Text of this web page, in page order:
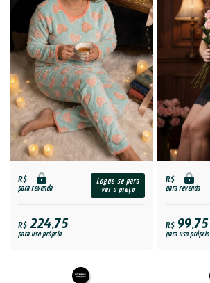
R$
para revenda
Logue-se para
ver o preço
R$224,75
para uso próprio
R$
para revenda
R$99,75
para uso próprio